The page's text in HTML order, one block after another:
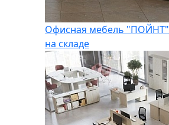
Офисная мебель "ПОЙНТ"
на складе